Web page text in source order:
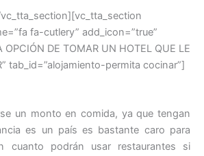
fa-cutlery” add_icon=”true”
OPCIÓN DE TOMAR UN HOTEL QUE LE
tab_id=”alojamiento-permita cocinar”]
un monto en comida, ya que tengan
es un país es bastante caro para
cuanto podrán usar restaurantes si